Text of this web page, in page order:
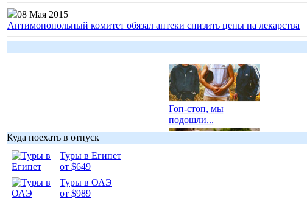
08 Мая 2015
Антимонопольный комитет обязал аптеки снизить цены на лекарства
Гоп-стоп, мы
подошли...
Куда поехать в отпуск
Туры в Египет
от $649
Туры в ОАЭ
от $989